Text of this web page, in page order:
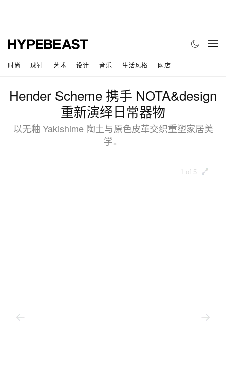
时尚 球鞋 艺术 设计 音乐 生活风格 网店
Hender Scheme 携手 NOTA&design
重新演绎日常器物
以无釉 Yakishime 陶土与原色皮革交织重塑家居美
学。
1 of 5